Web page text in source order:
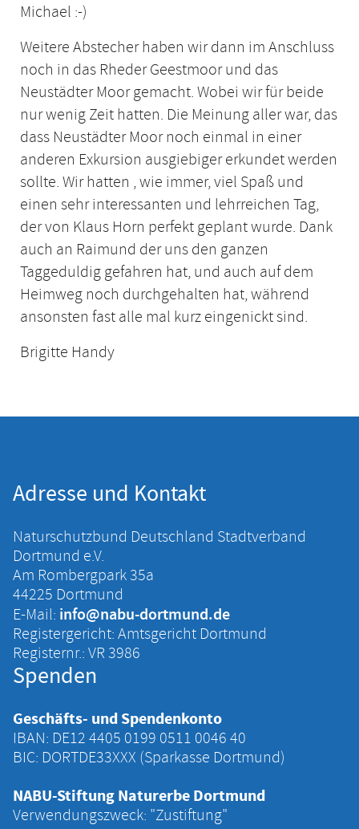
Michael :-)
Weitere Abstecher haben wir dann im Anschluss
noch in das Rheder Geestmoor und das
Neustädter Moor gemacht. Wobei wir für beide
nur wenig Zeit hatten. Die Meinung aller war, das
dass Neustädter Moor noch einmal in einer
anderen Exkursion ausgiebiger erkundet werden
sollte. Wir hatten , wie immer, viel Spaß und
einen sehr interessanten und lehrreichen Tag,
der von Klaus Horn perfekt geplant wurde. Dank
auch an Raimund der uns den ganzen
Taggeduldig gefahren hat, und auch auf dem
Heimweg noch durchgehalten hat, während
ansonsten fast alle mal kurz eingenickt sind.
Brigitte Handy
Adresse und Kontakt
Naturschutzbund Deutschland Stadtverband
Dortmund e.V.
Am Rombergpark 35a
44225 Dortmund
E-Mail: info@nabu-dortmund.de
Registergericht: Amtsgericht Dortmund
Registernr.: VR 3986
Spenden
Geschäfts- und Spendenkonto
IBAN: DE12 4405 ‍0199 ‍0511 ‍0046 ‍40
BIC: DORTDE33XXX (Sparkasse Dortmund)
NABU-Stiftung Naturerbe Dortmund
Verwendungszweck: "Zustiftung"